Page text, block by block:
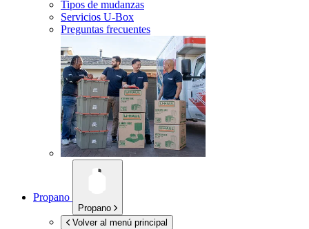
Tipos de mudanzas
Servicios U-Box
Preguntas frecuentes
Propano
Propano
Volver al menú principal